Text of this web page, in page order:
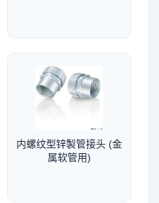
内螺纹型锌製管接头 (金
属软管用)